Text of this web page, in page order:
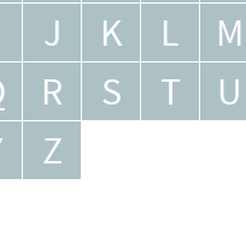
J K L M
R S T U
Z